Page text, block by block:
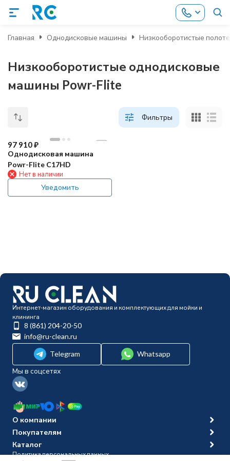
Главная Однодисковые машины Низкооборотистые
Низкооборотистые однодисковые
машины Powr-Flite
Фильтры
97 910₽
Однодисковая машина
Powr-Flite C17HD
Нет в наличии
Уведомить
Интернет-магазин оборудования и комплектующих для мойки и
клининга
8 (861) 204-20-50
info@ru-clean.ru
Telegram
Whatsapp
Мы в соцсетях
О компании
Покупателям
Каталог
Политика персональных данных